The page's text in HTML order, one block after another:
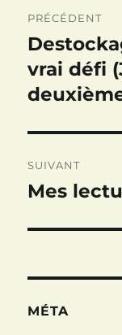
de
l’article
PRÉCÉDENT
Publication
précédente :
vrai défi
SUIVANT
Publication
Mes
MÉTA